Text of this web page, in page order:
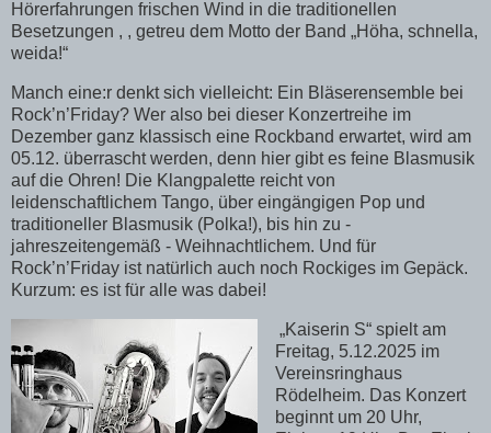
Hörerfahrungen frischen Wind in die traditionellen
Besetzungen , , getreu dem Motto der Band „Höha, schnella,
weida!“
Manch eine:r denkt sich vielleicht: Ein Bläserensemble bei
Rock’n’Friday? Wer also bei dieser Konzertreihe im
Dezember ganz klassisch eine Rockband erwartet, wird am
05.12. überrascht werden, denn hier gibt es feine Blasmusik
auf die Ohren! Die Klangpalette reicht von
leidenschaftlichem Tango, über eingängigen Pop und
traditioneller Blasmusik (Polka!), bis hin zu -
jahreszeitengemäß - Weihnachtlichem. Und für
Rock’n’Friday ist natürlich auch noch Rockiges im Gepäck.
Kurzum: es ist für alle was dabei!
„Kaiserin S“ spielt am
Freitag, 5.12.2025 im
Vereinsringhaus
Rödelheim. Das Konzert
beginnt um 20 Uhr,